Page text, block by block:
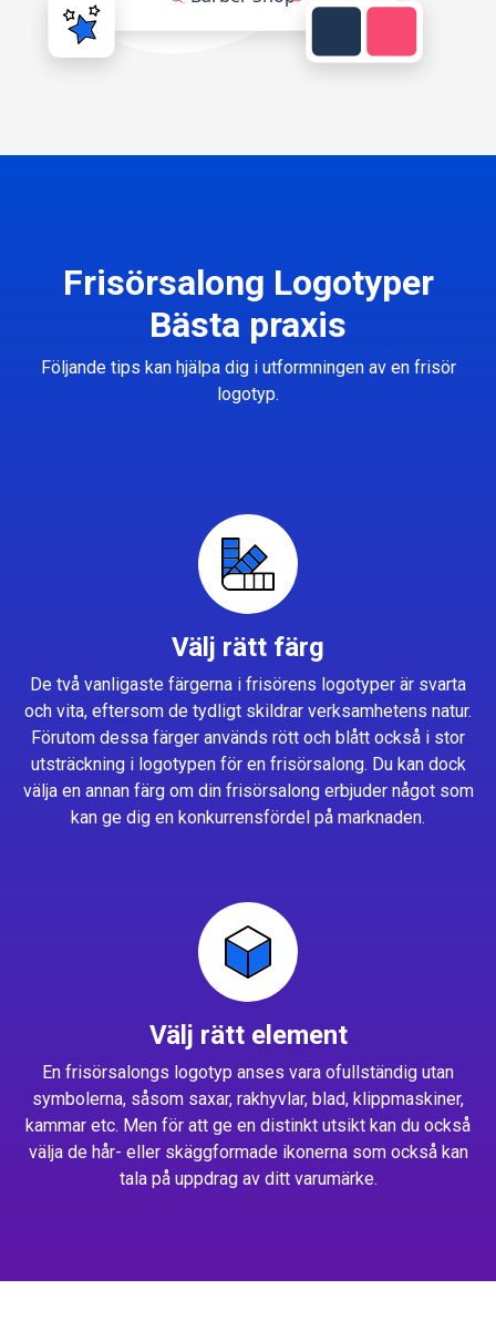
Frisörsalong Logotyper
Bästa praxis
Följande tips kan hjälpa dig i utformningen av en frisör
logotyp.
Välj rätt färg
De två vanligaste färgerna i frisörens logotyper är svarta
och vita, eftersom de tydligt skildrar verksamhetens natur.
Förutom dessa färger används rött och blått också i stor
utsträckning i logotypen för en frisörsalong. Du kan dock
välja en annan färg om din frisörsalong erbjuder något som
kan ge dig en konkurrensfördel på marknaden.
Välj rätt element
En frisörsalongs logotyp anses vara ofullständig utan
symbolerna, såsom saxar, rakhyvlar, blad, klippmaskiner,
kammar etc. Men för att ge en distinkt utsikt kan du också
välja de hår- eller skäggformade ikonerna som också kan
tala på uppdrag av ditt varumärke.